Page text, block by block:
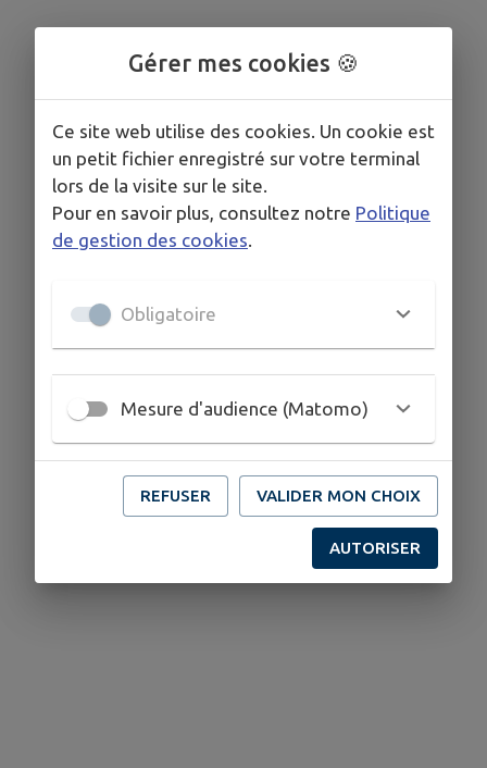
Gérer mes cookies 🍪
Ce site web utilise des cookies. Un cookie est
un petit fichier enregistré sur votre terminal
lors de la visite sur le site.
Pour en savoir plus, consultez notre Politique
de gestion des cookies
Obligatoire
Mesure d'audience (Matomo)
REFUSER VALIDER MON CHOIX
AUTORISER